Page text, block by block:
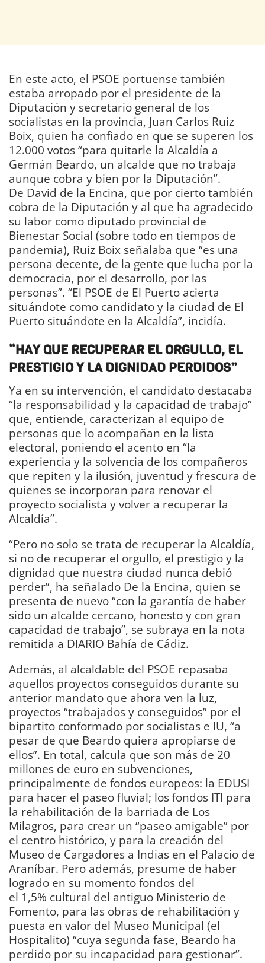
En este acto, el PSOE portuense también
estaba arropado por el presidente de la
Diputación y secretario general de los
socialistas en la provincia, Juan Carlos Ruiz
Boix, quien ha confiado en que se superen los
12.000 votos “para quitarle la Alcaldía a
Germán Beardo, un alcalde que no trabaja
aunque cobra y bien por la Diputación”.
De David de la Encina, que por cierto también
cobra de la Diputación y al que ha agradecido
su labor como diputado provincial de
Bienestar Social (sobre todo en tiempos de
pandemia), Ruiz Boix señalaba que “es una
persona decente, de la gente que lucha por la
democracia, por el desarrollo, por las
personas”. “El PSOE de El Puerto acierta
situándote como candidato y la ciudad de El
Puerto situándote en la Alcaldía”, incidía.
“HAY QUE RECUPERAR EL ORGULLO, EL
PRESTIGIO Y LA DIGNIDAD PERDIDOS”
Ya en su intervención, el candidato destacaba
“la responsabilidad y la capacidad de trabajo”
que, entiende, caracterizan al equipo de
personas que lo acompañan en la lista
electoral, poniendo el acento en “la
experiencia y la solvencia de los compañeros
que repiten y la ilusión, juventud y frescura de
quienes se incorporan para renovar el
proyecto socialista y volver a recuperar la
Alcaldía”.
“Pero no solo se trata de recuperar la Alcaldía,
si no de recuperar el orgullo, el prestigio y la
dignidad que nuestra ciudad nunca debió
perder”, ha señalado De la Encina, quien se
presenta de nuevo “con la garantía de haber
sido un alcalde cercano, honesto y con gran
capacidad de trabajo”, se subraya en la nota
remitida a DIARIO Bahía de Cádiz.
Además, al alcaldable del PSOE repasaba
aquellos proyectos conseguidos durante su
anterior mandato que ahora ven la luz,
proyectos “trabajados y conseguidos” por el
bipartito conformado por socialistas e IU, “a
pesar de que Beardo quiera apropiarse de
ellos”. En total, calcula que son más de 20
millones de euro en subvenciones,
principalmente de fondos europeos: la EDUSI
para hacer el paseo fluvial; los fondos ITI para
la rehabilitación de la barriada de Los
Milagros, para crear un “paseo amigable” por
el centro histórico, y para la creación del
Museo de Cargadores a Indias en el Palacio de
Araníbar. Pero además, presume de haber
logrado en su momento fondos del
el 1,5% cultural del antiguo Ministerio de
Fomento, para las obras de rehabilitación y
puesta en valor del Museo Municipal (el
Hospitalito) “cuya segunda fase, Beardo ha
perdido por su incapacidad para gestionar”.